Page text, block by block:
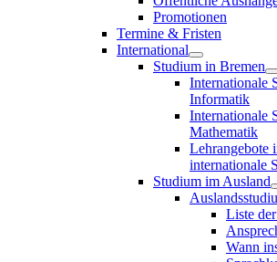
Promotionen
Termine & Fristen
International
Studium in Bremen
Internationale
Informatik
Internationale
Mathematik
Lehrangebote
internationale
Studium im Ausland
Liste
Wann